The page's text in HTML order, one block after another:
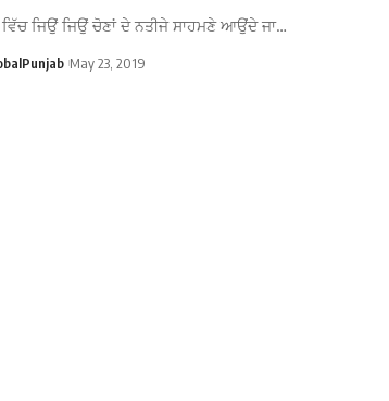
ਜਿਉਂ ਜਿਉਂ ਚੋਣਾਂ ਦੇ ਨਤੀਜੇ ਸਾਹਮਣੇ ਆਉਂਦੇ ਜਾ…
May 23, 2019